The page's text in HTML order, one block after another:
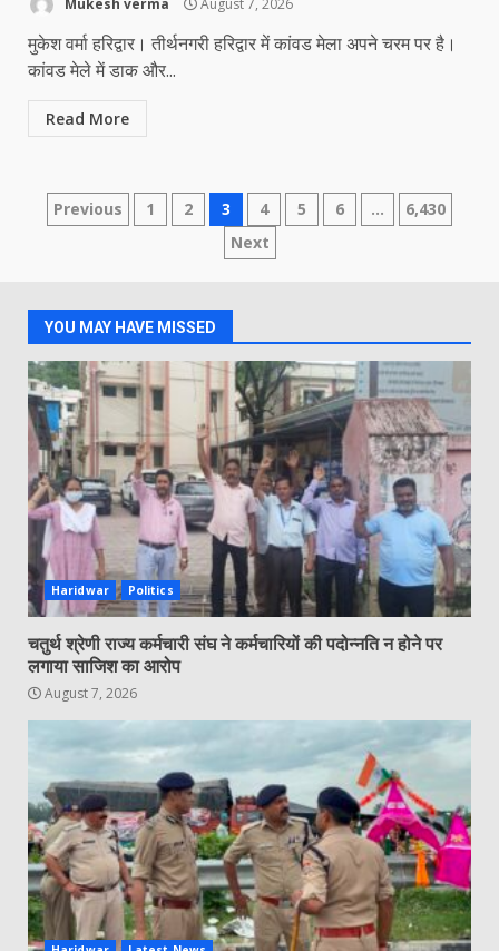
मुकेश वर्मा हरिद्वार। तीर्थनगरी हरिद्वार में कांवड मेला अपने चरम पर है।
कांवड मेले में डाक और...
Read More
Posts
Previous 1 2 3 4 5 6 …
6,430
Next
YOU MAY HAVE MISSED
Haridwar Politics
चतुर्थ श्रेणी राज्य कर्मचारी संघ ने कर्मचारियों की पदोन्नति न होने पर
लगाया साजिश का आरोप
August 7, 2026